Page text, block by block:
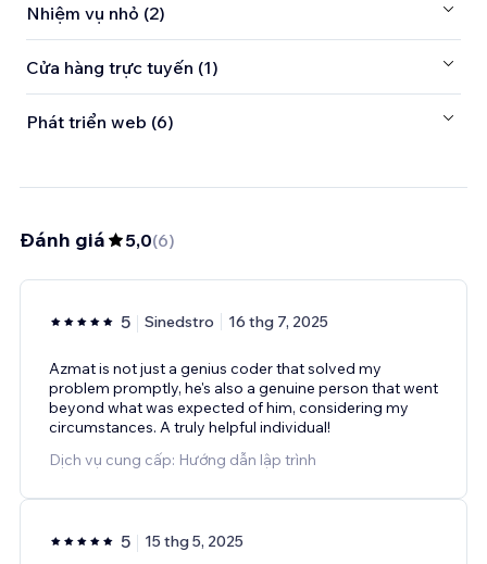
Nhiệm vụ nhỏ (2)
Cửa hàng trực tuyến (1)
Phát triển web (6)
Đánh giá 5,0(6)
5 Sinedstro 16 thg 7, 2025
Azmat is not just a genius coder that solved my
problem promptly, he's also a genuine person that went
beyond what was expected of him, considering my
circumstances. A truly helpful individual!
Dịch vụ cung cấp: Hướng dẫn lập trình
5 15 thg 5, 2025